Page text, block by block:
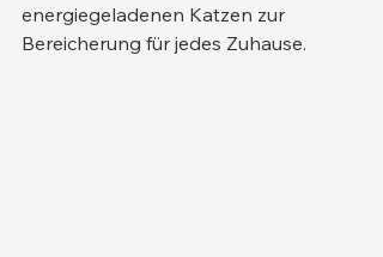
energiegeladenen Katzen zur
Bereicherung für jedes Zuhause.